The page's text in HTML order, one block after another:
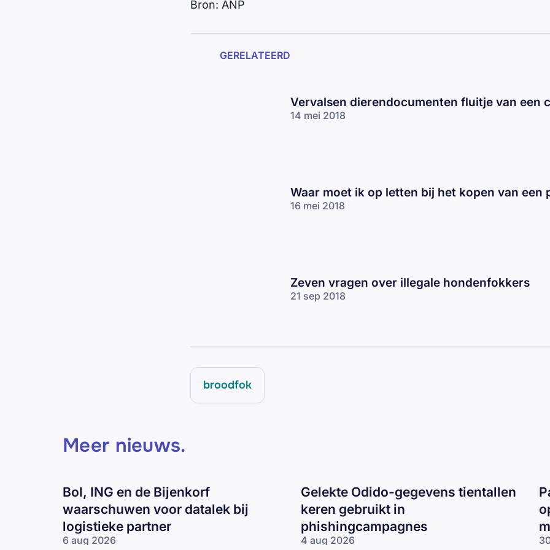
Bron: ANP
GERELATEERD
Vervalsen dierendocumenten fluitje van een
14 mei 2018
Waar moet ik op letten bij het kopen van een
16 mei 2018
Zeven vragen over illegale hondenfokkers
21 sep 2018
broodfok
Meer nieuws.
Bol, ING en de Bijenkorf
waarschuwen voor datalek bij
logistieke partner
6 aug 2026
Gelekte Odido-gegevens tientallen
keren gebruikt in
phishingcampagnes
4 aug 2026